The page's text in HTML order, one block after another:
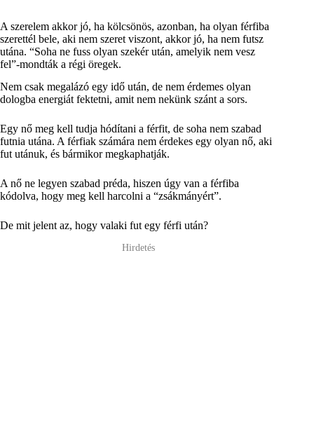
A szerelem akkor jó, ha kölcsönös, azonban, ha olyan férfiba
szerettél bele, aki nem szeret viszont, akkor jó, ha nem futsz
utána. “Soha ne fuss olyan szekér után, amelyik nem vesz
fel”-mondták a régi öregek.
Nem csak megalázó egy idő után, de nem érdemes olyan
dologba energiát fektetni, amit nem nekünk szánt a sors.
Egy nő meg kell tudja hódítani a férfit, de soha nem szabad
futnia utána. A férfiak számára nem érdekes egy olyan nő, aki
fut utánuk, és bármikor megkaphatják.
A nő ne legyen szabad préda, hiszen úgy van a férfiba
kódolva, hogy meg kell harcolni a “zsákmányért”.
De mit jelent az, hogy valaki fut egy férfi után?
Hirdetés